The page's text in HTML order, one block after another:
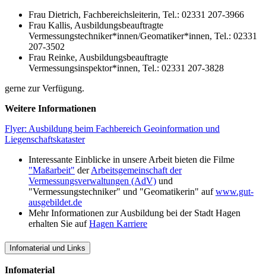
Frau Dietrich, Fachbereichsleiterin, Tel.: 02331 207-3966
Frau Kallis, Ausbildungsbeauftragte
Vermessungstechniker*innen/Geomatiker*innen, Tel.: 02331
207-3502
Frau Reinke, Ausbildungsbeauftragte
Vermessungsinspektor*innen, Tel.: 02331 207-3828
gerne zur Verfügung.
Weitere Informationen
Flyer: Ausbildung beim Fachbereich Geoinformation und
Liegenschaftskataster
Interessante Einblicke in unsere Arbeit bieten die Filme
"Maßarbeit" derArbeitsgemeinschaft der
Vermessungsverwaltungen (AdV) und
"Vermessungstechniker" und "Geomatikerin" aufwww.gut-
ausgebildet.de
Mehr Informationen zur Ausbildung bei der Stadt Hagen
erhalten Sie aufHagen Karriere
Infomaterial und Links
Infomaterial